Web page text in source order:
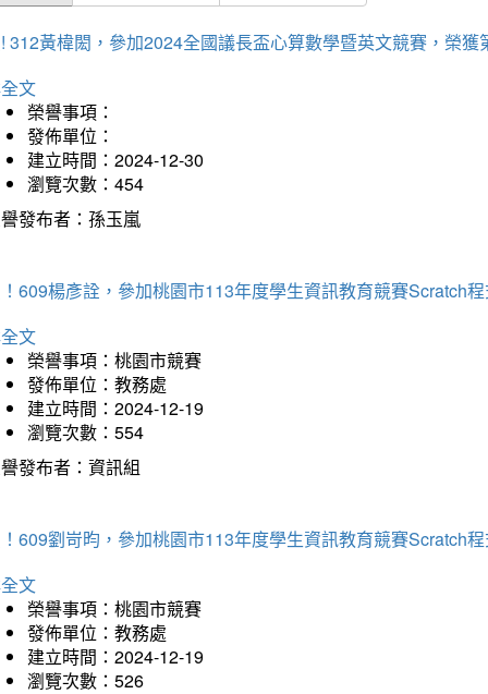
312黃椲閎，參加2024全國議長盃心算數學暨英文競賽，榮獲
文
榮譽事項：
發佈單位：
建立時間：2024-12-30
瀏覽次數：454
發布者：孫玉嵐
609楊彥詮，參加桃園市113年度學生資訊教育競賽Scratch
文
榮譽事項：桃園市競賽
發佈單位：教務處
建立時間：2024-12-19
瀏覽次數：554
發布者：資訊組
609劉岢昀，參加桃園市113年度學生資訊教育競賽Scratch
文
榮譽事項：桃園市競賽
發佈單位：教務處
建立時間：2024-12-19
瀏覽次數：526